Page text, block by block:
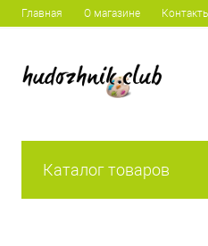
Главная О магазине
Каталог товаров